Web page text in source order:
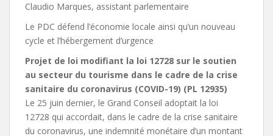
Claudio Marques, assistant parlementaire
Le PDC défend l’économie locale ainsi qu’un nouveau
cycle et l’hébergement d’urgence
Projet de loi modifiant la loi 12728 sur le soutien
au secteur du tourisme dans le cadre de la crise
sanitaire du coronavirus (COVID-19) (PL 12935)
Le 25 juin dernier, le Grand Conseil adoptait la loi
12728 qui accordait, dans le cadre de la crise sanitaire
du coronavirus, une indemnité monétaire d’un montant